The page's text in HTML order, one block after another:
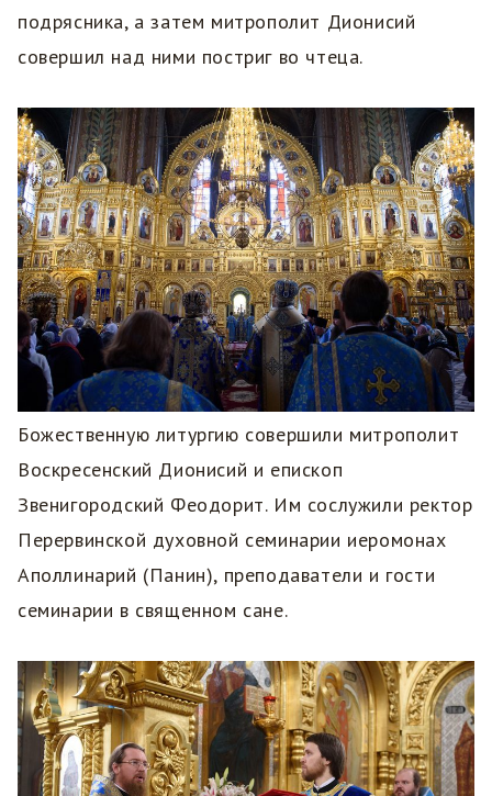
подрясника, а затем митрополит Дионисий
совершил над ними постриг во чтеца.
Божественную литургию совершили митрополит
Воскресенский Дионисий и епископ
Звенигородский Феодорит. Им сослужили ректор
Перервинской духовной семинарии иеромонах
Аполлинарий (Панин), преподаватели и гости
семинарии в священном сане.